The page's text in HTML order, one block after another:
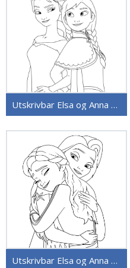
Utskrivbar Elsa og Anna gratis
Utskrivbar Elsa og Anna bilde